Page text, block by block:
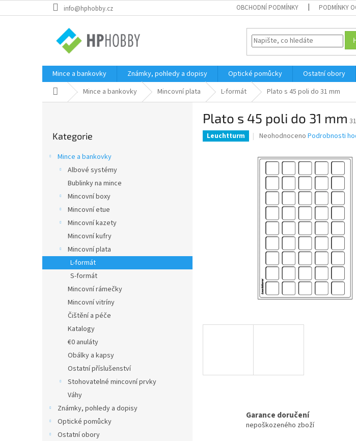
na
info@hphobby.cz OBCHODNÍ PODMÍNKY PODMÍNKY
Mince a bankovky Známky, pohledy a dopisy Optické pomůcky Ostatní obory
Domů Mince a bankovky Mincovní plata L-formát Plato s 45 poli do 31 mm
l
kategorie
Kategorie
Mince a bankovky
Albové systémy
Bublinky na mince
Mincovní boxy
Mincovní etue
Mincovní kazety
Mincovní kufry
Mincovní plata
L-formát
S-formát
Mincovní rámečky
Mincovní vitríny
Čištění a péče
Katalogy
€0 anuláty
Obálky a kapsy
Ostatní příslušenství
Stohovatelné mincovní prvky
Váhy
Známky, pohledy a dopisy
Optické pomůcky
Ostatní obory
Plato s 45 poli do 31 mm
Leuchtturm
Průměrné
produktu
0,0
hvězdiček.
Neohodnoceno Podrobnosti
Garance doručení
nepoškozeného zboží